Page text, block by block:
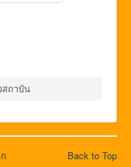
ถาบัน
Back to Top